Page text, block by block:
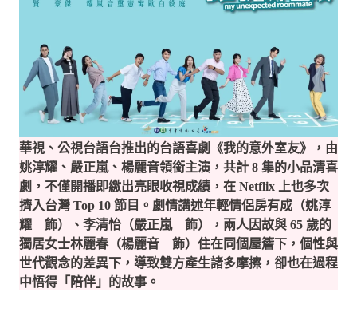
華視、公視台語台推出的台語喜劇《我的意外室友》，由
姚淳耀、嚴正嵐、楊麗音領銜主演，共計 8 集的小品清喜
劇，不僅開播即繳出亮眼收視成績，在 Netflix 上也多次
擠入台灣 Top 10 節目。劇情講述年輕情侶房有成（姚淳
耀 飾）、李清怡（嚴正嵐 飾），兩人因故與 65 歲的
獨居女士林麗春（楊麗音 飾）住在同個屋簷下，個性與
世代觀念的差異下，導致雙方產生諸多摩擦，卻也在過程
中悟得「陪伴」的故事。